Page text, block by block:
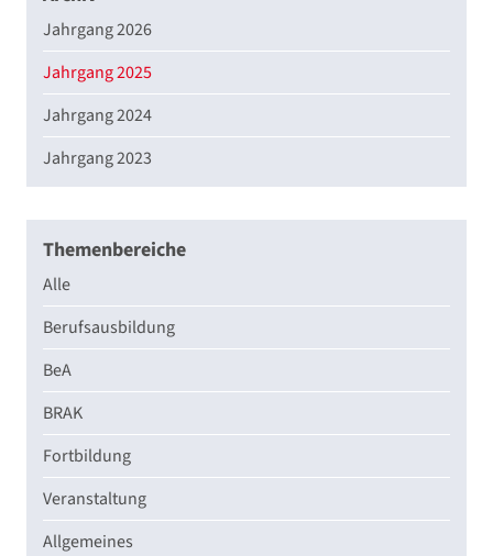
Jahrgang 2026
Jahrgang 2025
Jahrgang 2024
Jahrgang 2023
Themenbereiche
Alle
Berufsausbildung
BeA
BRAK
Fortbildung
Veranstaltung
Allgemeines